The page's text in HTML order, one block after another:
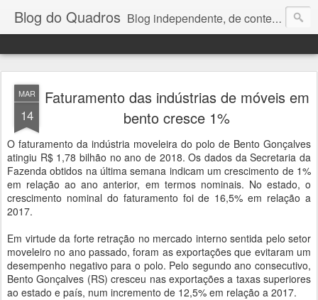
Blog do Quadros Blog independente, de conteúdo noticioso, com foco em economia, negócios, política e atualidades. e-mail do editor: chquadros2@gmail.com
MAR
14
Faturamento das indústrias de móveis em
bento cresce 1%
O faturamento da indústria moveleira do polo de Bento Gonçalves
atingiu R$ 1,78 bilhão no ano de 2018. Os dados da Secretaria da
Fazenda obtidos na última semana indicam um crescimento de 1%
em relação ao ano anterior, em termos nominais. No estado, o
crescimento nominal do faturamento foi de 16,5% em relação a
2017.
Em virtude da forte retração no mercado interno sentida pelo setor
moveleiro no ano passado, foram as exportações que evitaram um
desempenho negativo para o polo. Pelo segundo ano consecutivo,
Bento Gonçalves (RS) cresceu nas exportações a taxas superiores
ao estado e país, num incremento de 12,5% em relação a 2017.